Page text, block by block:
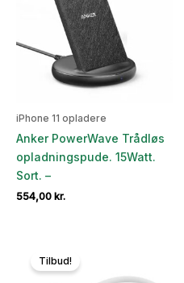
iPhone 11 opladere
Anker PowerWave Trådløs
opladningspude. 15Watt.
Sort. –
554,00 kr.
Tilbud!